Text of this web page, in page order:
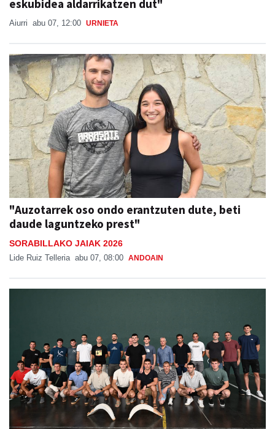
eskubidea aldarrikatzen dut"
Aiurri abu 07, 12:00 URNIETA
"Auzotarrek oso ondo erantzuten dute, beti
daude laguntzeko prest"
SORABILLAKO JAIAK 2026
Lide Ruiz Telleria abu 07, 08:00 ANDOAIN